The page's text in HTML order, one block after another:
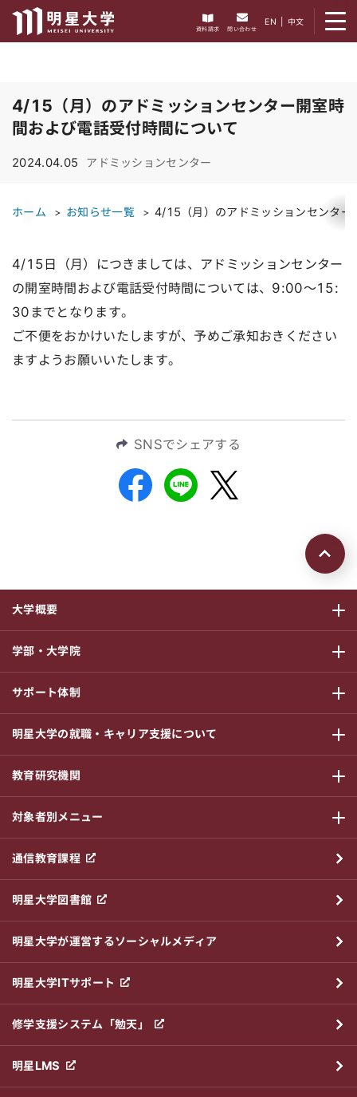
資料請求 問い合わせ
EN 中文
4/15（月）のアドミッションセンター開室時
間および電話受付時間について
2024.04.05 アドミッションセンター
ホーム お知らせ一覧 4/15（月）のアドミッションセンター
4/15日（月）につきましては、アドミッションセンター
の開室時間および電話受付時間については、9:00～15:
30までとなります。
ご不便をおかけいたしますが、予めご承知おきください
ますようお願いいたします。
SNSでシェアする
ページの先頭
大学概要
サブメニ
学部・大学院
サブメニ
サポート体制
サブメニ
明星大学の就職・キャリア支援について
サブメニ
教育研究機関
サブメニ
対象者別メニュー
サブメニ
通信教育課程
明星大学図書館
明星大学が運営するソーシャルメディア
明星大学ITサポート
修学支援システム「勉天」
明星LMS